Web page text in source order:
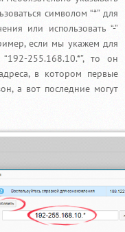
символом “*” для
или использовать “-”
если мы укажем для
255.168.10.*”, то он
в котором первые
а вот последние могут